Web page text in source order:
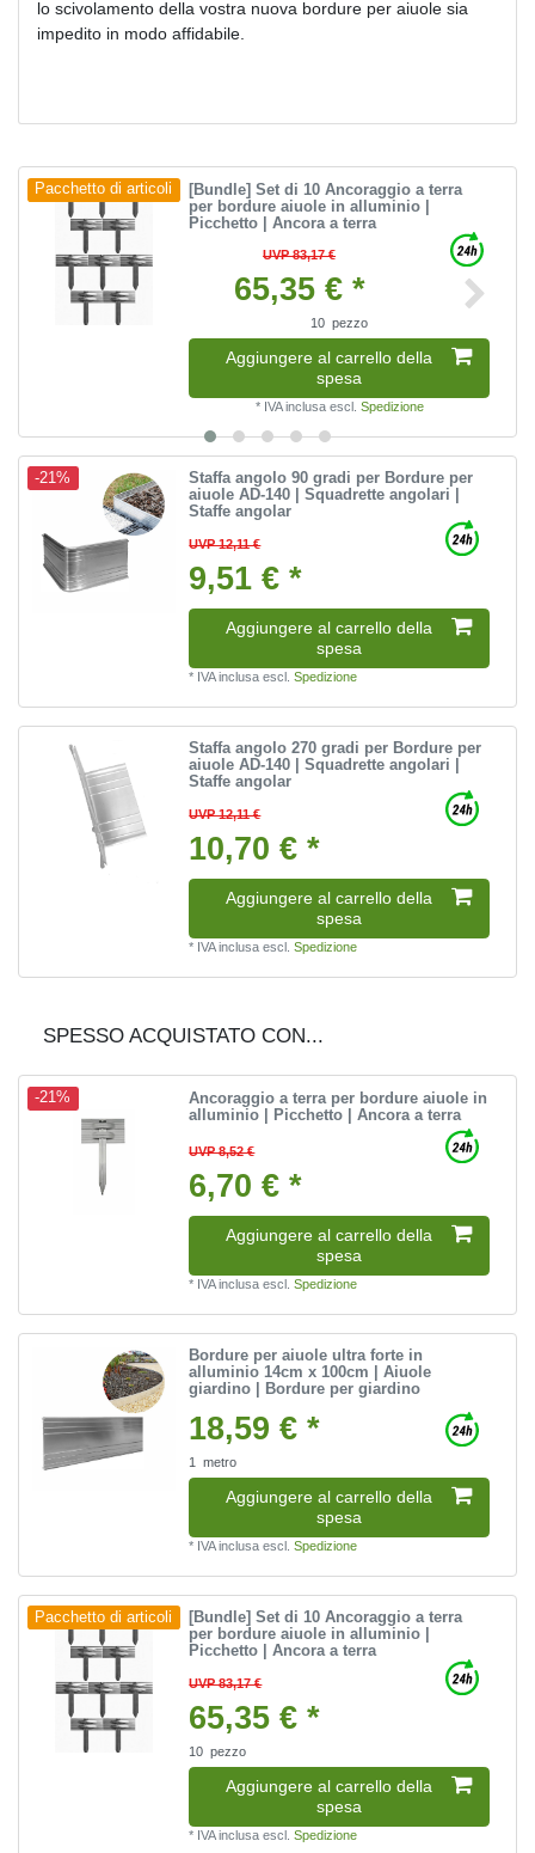
lo scivolamento della vostra nuova bordure per aiuole sia
impedito in modo affidabile.
Pacchetto di articoli
[Bundle] Set di 10 Ancoraggio a terra
per bordure aiuole in alluminio |
Picchetto | Ancora a terra
UVP 83,17 €
65,35 € *
10 pezzo
Aggiungere al carrello della
spesa
* IVA inclusaescl. Spedizione
-21%
Staffa angolo 90 gradi per Bordure per
aiuole AD-140 | Squadrette angolari |
Staffe angolar
UVP 12,11 €
9,51 € *
Aggiungere al carrello della
spesa
* IVA inclusa escl.Spedizione
Staffa angolo 270 gradi per Bordure per
aiuole AD-140 | Squadrette angolari |
Staffe angolar
UVP 12,11 €
10,70 € *
Aggiungere al carrello della
spesa
* IVA inclusa escl.Spedizione
SPESSO ACQUISTATO CON...
-21%
Ancoraggio a terra per bordure aiuole in
alluminio | Picchetto | Ancora a terra
UVP 8,52 €
6,70 € *
Aggiungere al carrello della
spesa
* IVA inclusa escl.Spedizione
Bordure per aiuole ultra forte in
alluminio 14cm x 100cm | Aiuole
giardino | Bordure per giardino
18,59 € *
1 metro
Aggiungere al carrello della
spesa
* IVA inclusa escl.Spedizione
Pacchetto di articoli
[Bundle] Set di 10 Ancoraggio a terra
per bordure aiuole in alluminio |
Picchetto | Ancora a terra
UVP 83,17 €
65,35 € *
10 pezzo
Aggiungere al carrello della
spesa
* IVA inclusa escl.Spedizione